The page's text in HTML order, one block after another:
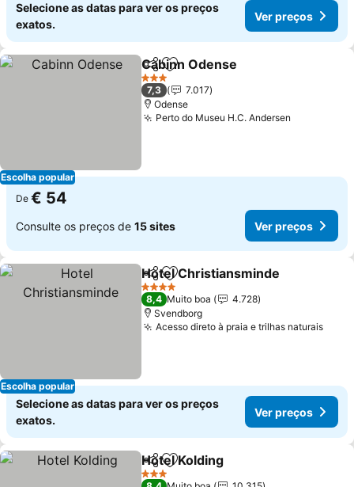
Selecione as datas para ver os preços
exatos.
Ver preços
Escolha popular
PartilharAdicionar aos favoritos
Cabinn Odense
3 Estrelas
7,3
7.017
Odense
Perto do Museu H.C. Andersen
De € 54
Consulte os preços de 15 sites Ver preços
Escolha popular
PartilharAdicionar aos favoritos
Hotel Christiansminde
4 Estrelas
8,4 Muito boa
4.728
Svendborg
Acesso direto à praia e trilhas naturaisVer
Selecione as datas para ver os preços
exatos.
Ver preços
PartilharAdicionar aos favoritos
Hotel Kolding
3 Estrelas